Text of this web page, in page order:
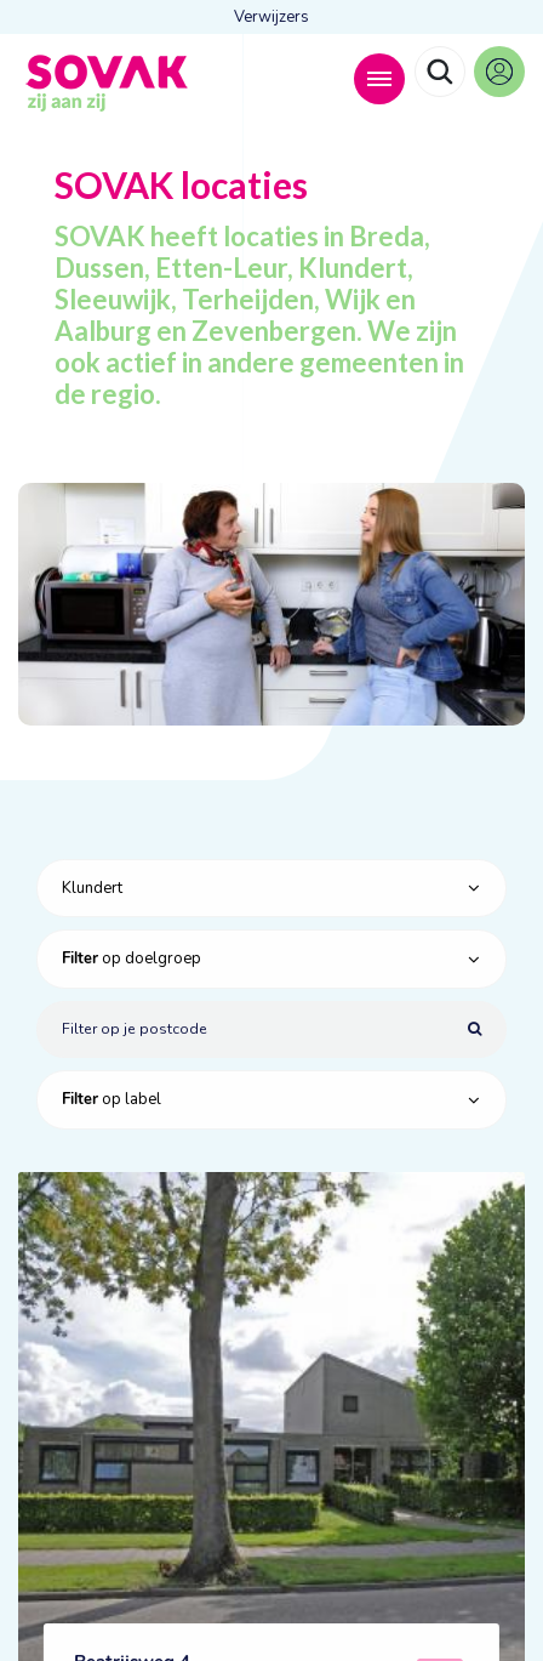
Verwijzers
Anderen zochten ook
Wonen
Dagbesteding
Behandelingen
SOVAK locaties
SOVAK heeft locaties in Breda,
Dussen, Etten-Leur, Klundert,
Sleeuwijk, Terheijden, Wijk en
Aalburg en Zevenbergen. We zijn
ook actief in andere gemeenten in
de regio.
Klundert
Filter op doelgroep

Filter op label